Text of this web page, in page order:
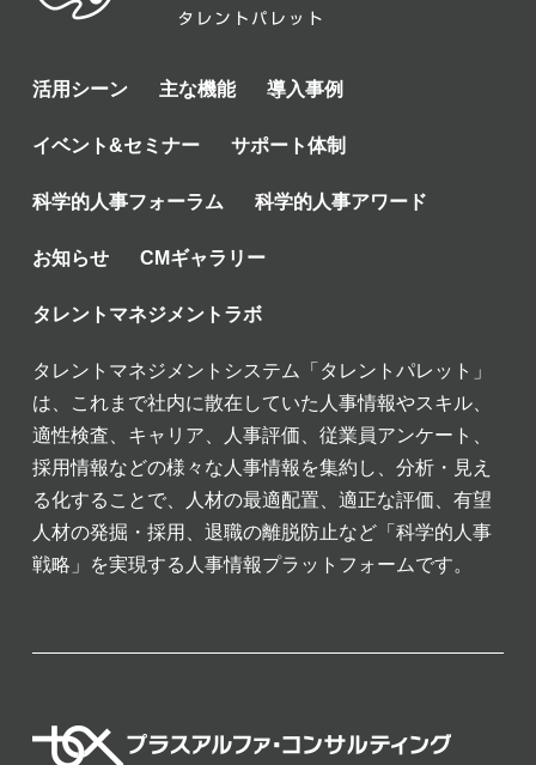
活用シーン 主な機能 導入事例
イベント&セミナー サポート体制
科学的人事フォーラム 科学的人事アワード
お知らせ CMギャラリー
タレントマネジメントラボ
タレントマネジメントシステム「タレントパレット」
は、これまで社内に散在していた人事情報やスキル、
適性検査、キャリア、人事評価、従業員アンケート、
採用情報などの様々な人事情報を集約し、分析・見え
る化することで、人材の最適配置、適正な評価、有望
人材の発掘・採用、退職の離脱防止など「科学的人事
戦略」を実現する人事情報プラットフォームです。